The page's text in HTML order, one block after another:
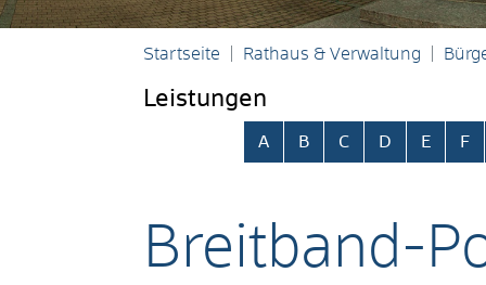
Startseite Rathaus & Verwaltung
Leistungen
Alphabetisches Register
A B C D E F
Breitband-